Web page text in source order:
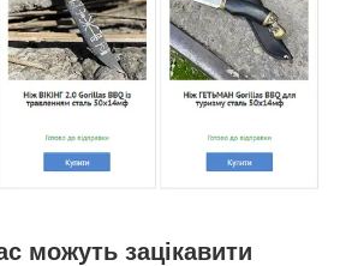
можуть зацікавити